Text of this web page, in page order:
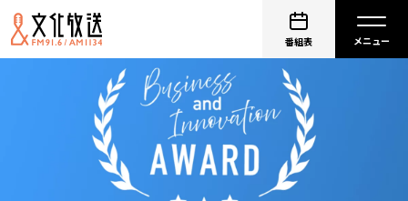
番組表